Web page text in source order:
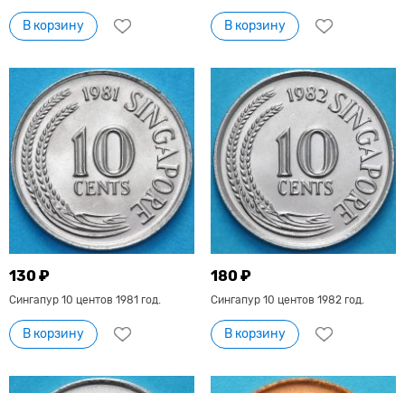
В корзину В корзину
130 ₽
Сингапур 10 центов 1981 год.
В корзину
180 ₽
Сингапур 10 центов 1982 год.
В корзину